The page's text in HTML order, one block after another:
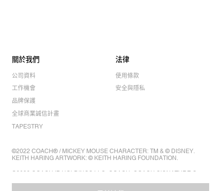
關於我們
公司資料
工作機會
品牌保護
全球商業誠信計畫
TAPESTRY
法律
使用條款
安全與隱私
©2022 COACH® / MICKEY MOUSE CHARACTER: TM & © DISNEY.
KEITH HARING ARTWORK: © KEITH HARING FOUNDATION.
©2022 COACH IP HOLDINGS LLC. COACH, COACH SIGNATURE C